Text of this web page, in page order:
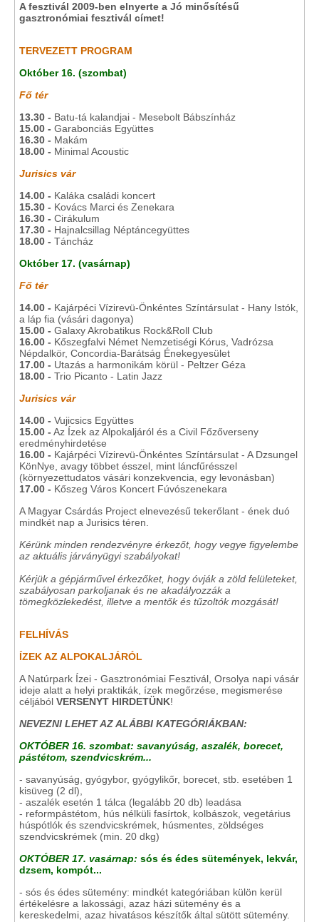
A fesztivál 2009-ben elnyerte a Jó minősítésű
gasztronómiai fesztivál címet!
TERVEZETT PROGRAM
Október 16. (szombat)
Fő tér
13.30 - Batu-tá kalandjai - Mesebolt Bábszínház
15.00 - Garabonciás Együttes
16.30 - Makám
18.00 - Minimal Acoustic
Jurisics vár
14.00 - Kaláka családi koncert
15.30 - Kovács Marci és Zenekara
16.30 - Cirákulum
17.30 - Hajnalcsillag Néptáncegyüttes
18.00 - Táncház
Október 17. (vasárnap)
Fő tér
14.00 - Kajárpéci Vízirevü-Önkéntes Színtársulat - Hany Istók,
a láp fia (vásári dagonya)
15.00 - Galaxy Akrobatikus Rock&Roll Club
16.00 - Kőszegfalvi Német Nemzetiségi Kórus, Vadrózsa
Népdalkör, Concordia-Barátság Énekegyesület
17.00 - Utazás a harmonikám körül - Peltzer Géza
18.00 - Trio Picanto - Latin Jazz
Jurisics vár
14.00 - Vujicsics Együttes
15.00 - Az Ízek az Alpokaljáról és a Civil Főzőverseny
eredményhirdetése
16.00 - Kajárpéci Vízirevü-Önkéntes Színtársulat - A Dzsungel
KönNye, avagy többet ésszel, mint láncfűrésszel
(környezettudatos vásári konzekvencia, egy levonásban)
17.00 - Kőszeg Város Koncert Fúvószenekara
A Magyar Csárdás Project elnevezésű tekerőlant - ének duó
mindkét nap a Jurisics téren.
Kérünk minden rendezvényre érkezőt, hogy vegye figyelembe
az aktuális járványügyi szabályokat!
Kérjük a gépjárművel érkezőket, hogy óvják a zöld felületeket,
szabályosan parkoljanak és ne akadályozzák a
tömegközlekedést, illetve a mentők és tűzoltók mozgását!
FELHÍVÁS
ÍZEK AZ ALPOKALJÁRÓL
A Natúrpark Ízei - Gasztronómiai Fesztivál, Orsolya napi vásár
ideje alatt a helyi praktikák, ízek megőrzése, megismerése
céljából VERSENYT HIRDETÜNK!
NEVEZNI LEHET AZ ALÁBBI KATEGÓRIÁKBAN:
OKTÓBER 16. szombat: savanyúság, aszalék, borecet,
pástétom, szendvicskrém...
- savanyúság, gyógybor, gyógylikőr, borecet, stb. esetében 1
kisüveg (2 dl),
- aszalék esetén 1 tálca (legalább 20 db) leadása
- reformpástétom, hús nélküli fasírtok, kolbászok, vegetárius
húspótlók és szendvicskrémek, húsmentes, zöldséges
szendvicskrémek (min. 20 dkg)
OKTÓBER 17. vasárnap: sós és édes sütemények, lekvár,
dzsem, kompót...
- sós és édes sütemény: mindkét kategóriában külön kerül
értékelésre a lakossági, azaz házi sütemény és a
kereskedelmi, azaz hivatásos készítők által sütött sütemény.